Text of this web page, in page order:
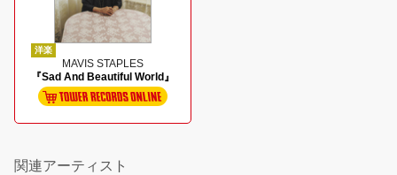
洋楽
MAVIS STAPLES
『Sad And Beautiful World』
関連アーティスト